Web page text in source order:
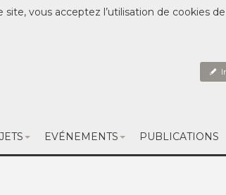
vous acceptez l’utilisation de cookies
EVÉNEMENTS PUBLICATIONS